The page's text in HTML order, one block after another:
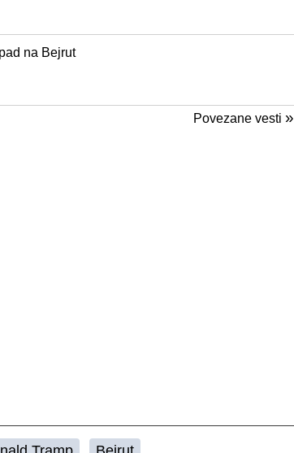
na Bejrut
Povezane vesti »